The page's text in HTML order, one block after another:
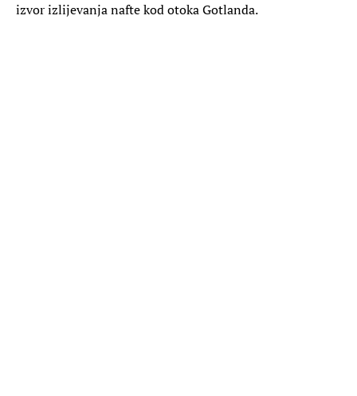
izvor izlijevanja nafte kod otoka Gotlanda.